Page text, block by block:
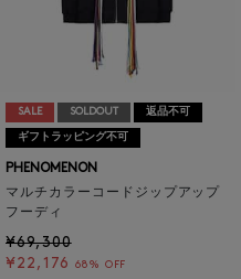
SALE SOLDOUT 返品不可
ギフトラッピング不可
PHENOMENON
マルチカラーコードジップアップ
フーディ
¥69,300
¥22,176
68% OFF